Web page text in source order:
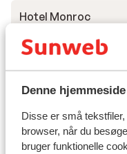
Denne
Disse er små
browser, når du
bruger funktionelle
Hotel Monroc
Hotel Alaska
Holiday Mountain
Wellness Hotel Luna